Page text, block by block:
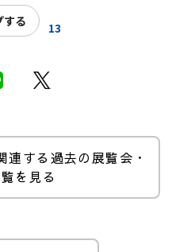
する 13
連する過去の展覧会・
を見る